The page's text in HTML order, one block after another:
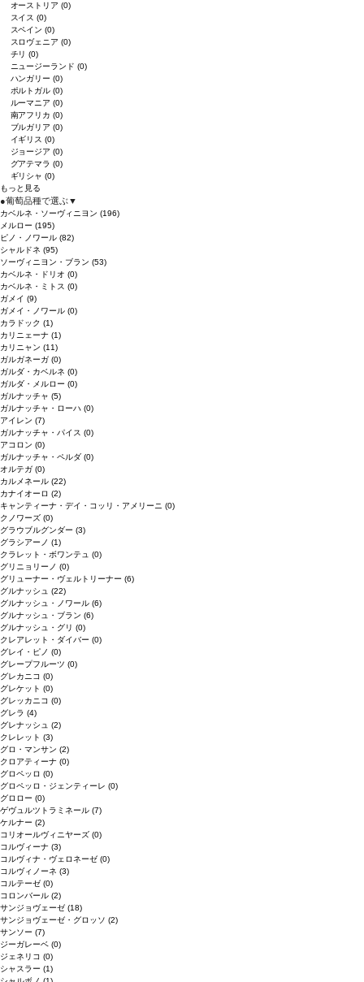
オーストリア(0)
スイス(0)
スペイン(0)
スロヴェニア(0)
チリ(0)
ニュージーランド(0)
ハンガリー(0)
ポルトガル(0)
ルーマニア(0)
南アフリカ(0)
ブルガリア(0)
イギリス(0)
ジョージア(0)
グアテマラ(0)
ギリシャ(0)
もっと見る
●葡萄品種で選ぶ▼
カベルネ・ソーヴィニヨン (196)
メルロー (195)
ピノ・ノワール (82)
シャルドネ (95)
ソーヴィニヨン・ブラン (53)
カベルネ・ドリオ (0)
カベルネ・ミトス (0)
ガメイ (9)
ガメイ・ノワール (0)
カラドック (1)
カリニェーナ (1)
カリニャン (11)
ガルガネーガ (0)
ガルダ・カベルネ (0)
ガルダ・メルロー (0)
ガルナッチャ (5)
ガルナッチャ・ローハ (0)
アイレン (7)
ガルナッチャ・パイス (0)
アコロン (0)
ガルナッチャ・ペルダ (0)
オルテガ (0)
カルメネール (22)
カナイオーロ (2)
キャンティーナ・デイ・コッリ・アメリーニ (0)
クノワーズ (0)
グラウブルグンダー (3)
グラシアーノ (1)
クラレット・ボワンテュ (0)
グリニョリーノ (0)
グリューナー・ヴェルトリーナー (6)
グルナッシュ (22)
グルナッシュ・ノワール (6)
グルナッシュ・ブラン (6)
グルナッシュ・グリ (0)
クレアレット・ダイバー (0)
グレイ・ピノ (0)
グレープフルーツ (0)
グレカニコ (0)
グレケット (0)
グレッカニコ (0)
グレラ (4)
グレナッシュ (2)
クレレット (3)
グロ・マンサン (2)
クロアティーナ (0)
グロペッロ (0)
グロペッロ・ジェンティーレ (0)
グロロー (0)
ゲヴュルツトラミネール (7)
ケルナー (2)
コリオールヴィニヤーズ (0)
コルヴィーナ (3)
コルヴィナ・ヴェロネーゼ (0)
コルヴィノーネ (3)
コルテーゼ (0)
コロンバール (2)
サンジョヴェーゼ (18)
サンジョヴェーゼ・グロッソ (2)
サンソー (7)
ジーガレーベ (0)
ジェネリコ (0)
シャスラー (1)